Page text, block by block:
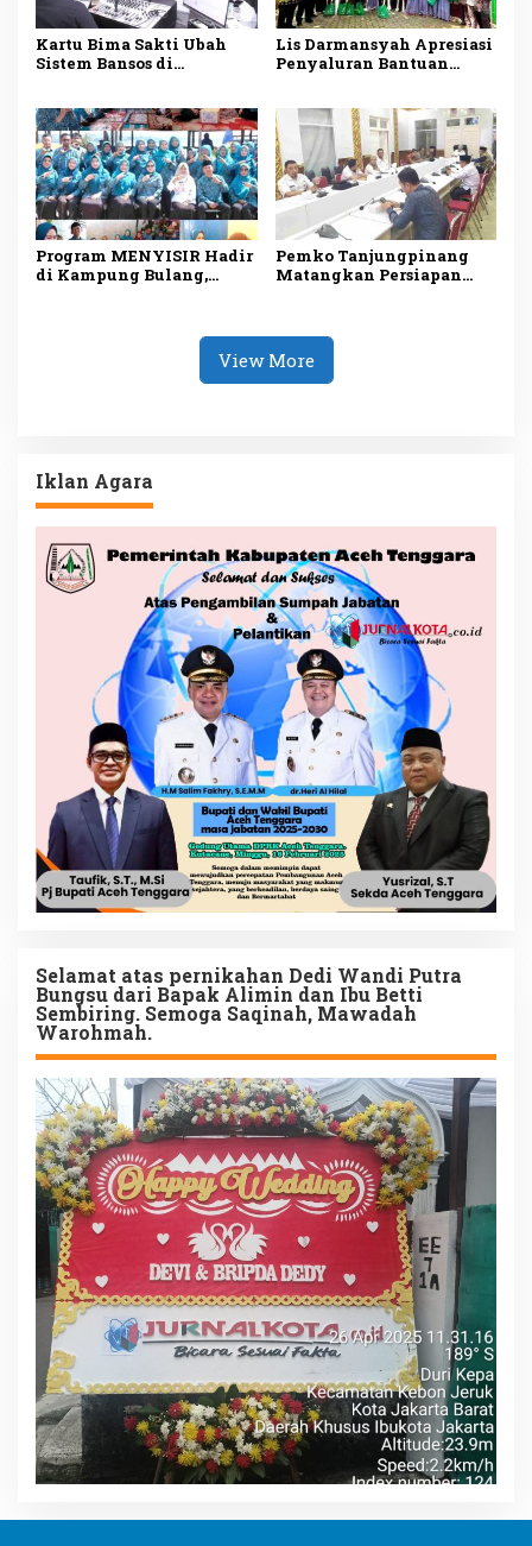
Kartu Bima Sakti Ubah
Sistem Bansos di
Riwayat Bantuan Tercatat
dalam Satu Data
Lis Darmansyah Apresiasi
Penyaluran Bantuan
Gotong Royong
Program MENYISIR Hadir
di Kampung Bulang,
Pembinaan Keluarga
Pemko Tanjungpinang
Matangkan Persiapan
Masjid
View More
Iklan Agara
Selamat atas pernikahan Dedi Wandi Putra
Bungsu dari Bapak Alimin dan Ibu Betti
Sembiring. Semoga Saqinah, Mawadah
Warohmah.